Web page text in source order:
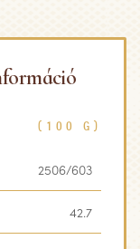
(100 G)
2506/603
42.7